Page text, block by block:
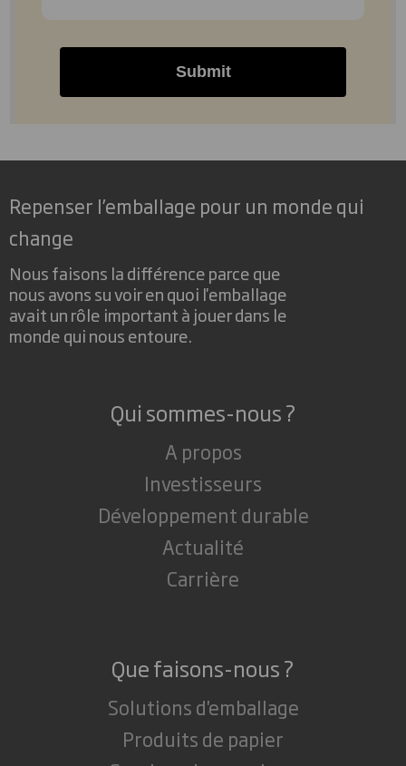
Submit
Repenser l’emballage pour un monde qui
change
Nous faisons la différence parce que
nous avons su voir en quoi l'emballage
avait un rôle important à jouer dans le
monde qui nous entoure.
Qui sommes-nous ?
A propos
Investisseurs
Développement durable
Actualité
Carrière
Que faisons-nous ?
Solutions d'emballage
Produits de papier